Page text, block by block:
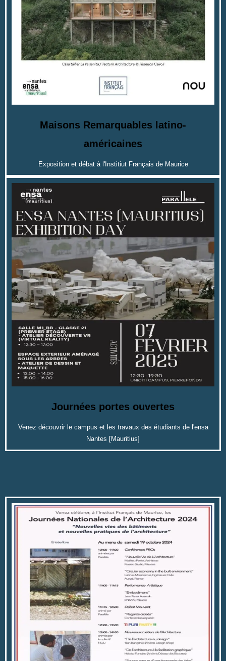
Maisons Remarquables latino-
américaines
Exposition et débat à l'Institiut Français de Maurice
Journées portes ouvertes
Venez découvrir le campus et les travaux des étudiants de l'ensa
Nantes [Mauritius]